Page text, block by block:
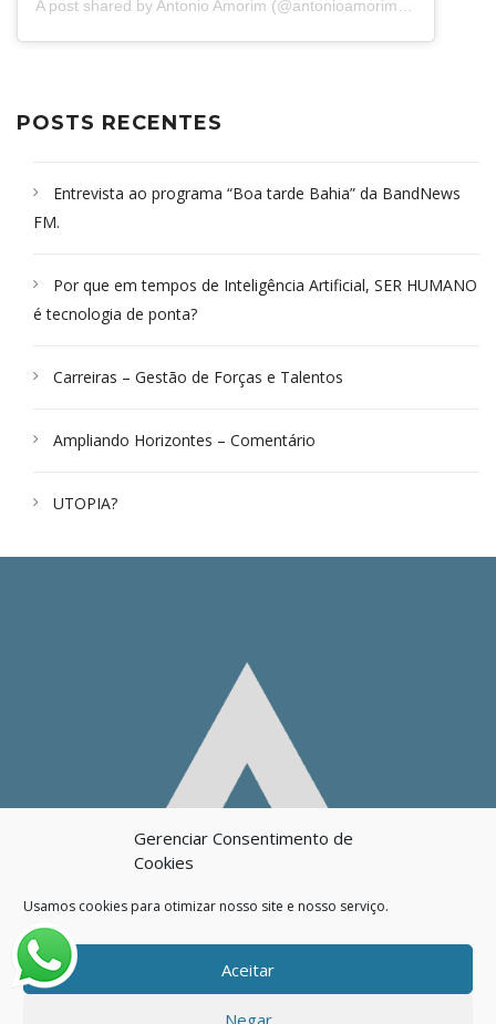
Gerenciar Consentimento de
Cookies
Usamos cookies para otimizar nosso site e nosso serviço.
Aceitar
Negar
POSTS RECENTES
Entrevista ao programa “Boa tarde Bahia” da BandNews
FM.
Por que em tempos de Inteligência Artificial, SER HUMANO
é tecnologia de ponta?
Carreiras – Gestão de Forças e Talentos
Ampliando Horizontes – Comentário
UTOPIA?